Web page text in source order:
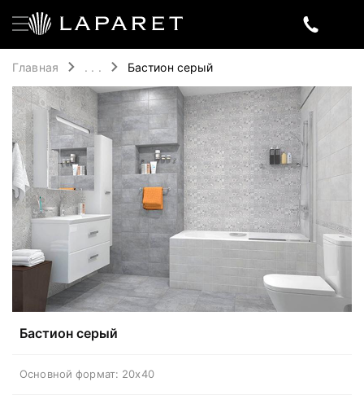
Главная . . . Бастион серый
Бастион серый
Основной формат: 20x40